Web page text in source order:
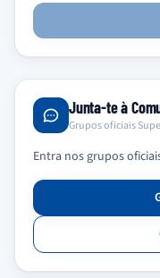
Junta-te à
Grupos oficiais
Entra nos grupos